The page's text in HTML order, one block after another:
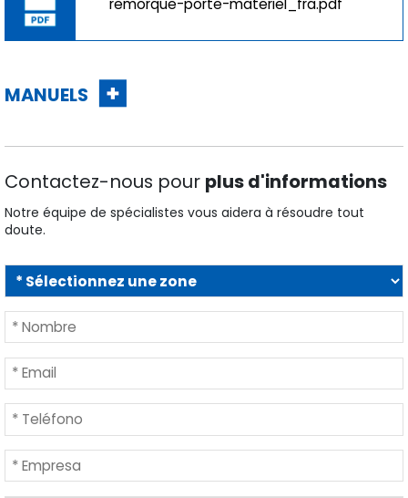
MANUELS
Contactez-nous pour plus d'informations
Notre équipe de spécialistes vous aidera à résoudre tout
doute.